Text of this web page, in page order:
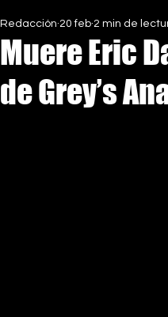
Muere Eric
de Grey’s
Redacción 20 feb 2 min de